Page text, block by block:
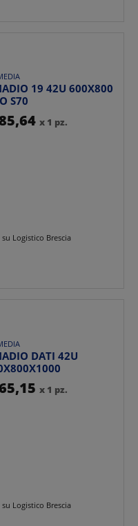
19 42U 600X800
S70
x 1 pz.
su Logistico Brescia
DATI 42U
x 1 pz.
su Logistico Brescia